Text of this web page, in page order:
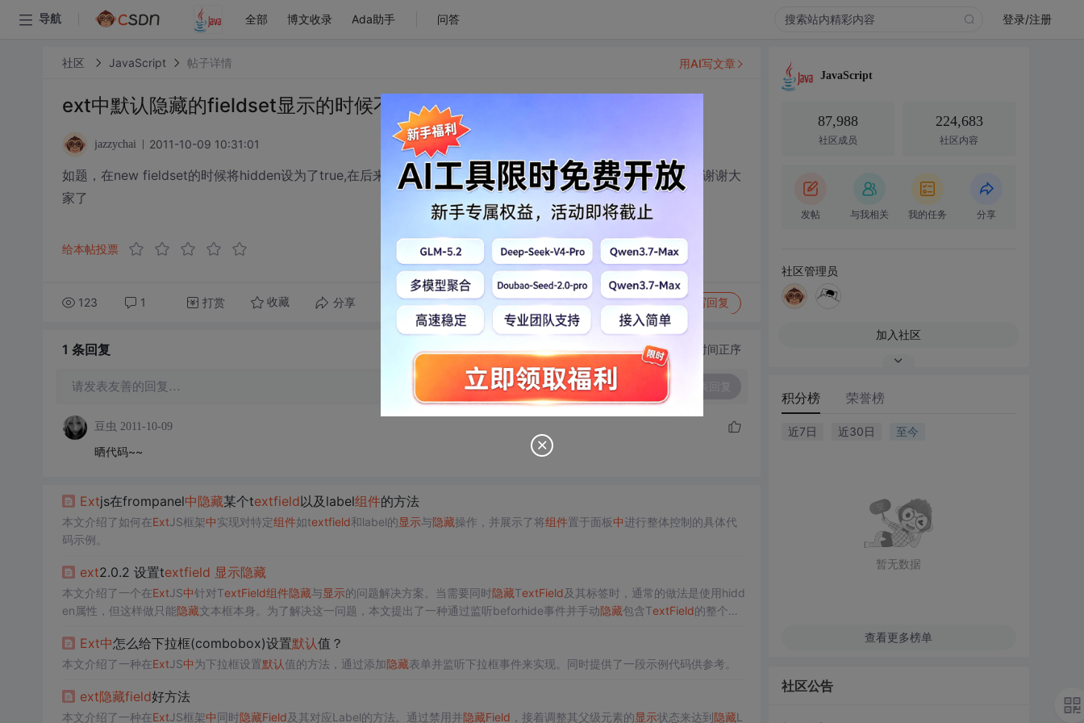
导航 全部 博文收录 Ada助手 问答 登录/注册
社区 JavaScript 帖子详情
ext中默认隐藏的fieldset显示的时候不出item里的组件
jazzychai 2011-10-09 10:31:01
如题，在new fieldset的时候将hidden设为了true,在后来调用show()方法的时候只显示了边框没有item.何解？先谢谢大
家了
给本帖投票
123 1 打赏 收藏 分享 转发到动态 举报 写回复
用AI写文章
1 条回复 切换为时间正序
请发表友善的回复…
豆虫 2011-10-09
晒代码~~
Extjs在frompanel中隐藏某个textfield以及label组件的方法
本文介绍了如何在ExtJS框架中实现对特定组件如textfield和label的显示与隐藏操作，并展示了将组件置于面板中进行整体控制的具体代
码示例。
ext2.0.2 设置textfield 显示隐藏
本文介绍了一个在ExtJS中针对TextField组件隐藏与显示的问题解决方案。当需要同时隐藏TextField及其标签时，通常的做法是使用hidd
en属性，但这样做只能隐藏文本框本身。为了解决这一问题，本文提出了一种通过监听beforhide事件并手动隐藏包含TextField的整个表
Ext中怎么给下拉框(combobox)设置默认值？
本文介绍了一种在ExtJS中 为下拉框设置默认值的方法，通过添加隐藏表单并监听下拉框事件来实现。同时提供了一段示例代码供参考。
ext隐藏field好方法
本文介绍了一种在ExtJS框架中同时隐藏Field及其对应Label的方法。通过禁用并隐藏Field ，接着调整其父级元素的显示状态来达到隐藏L
JavaScript
87,988
社区成员
224,683
社区内容
发帖 与我相关 我的任务 分享
社区管理员
加入社区
积分榜 荣誉榜
近7日 近30日 至今
暂无数据
查看更多榜单
社区公告